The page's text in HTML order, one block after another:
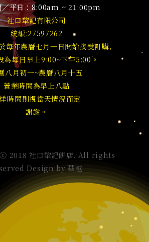
／平日：8:00am ~ 21:00pm
社口犂記有限公司
統編:27597262
每年農曆七月一日開始接受訂購,
為每日早上9:00~下午5:00。
八月初一~農曆八月十五
營業時間為早上八點
時間則視當天情況而定
謝謝。
2018 社口犂記餅店. All rights
Design by華越